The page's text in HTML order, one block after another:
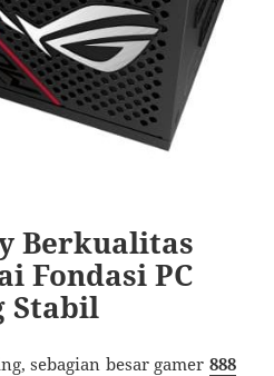
Berkualitas
Fondasi PC
Stabil
sebagian besar gamer 888